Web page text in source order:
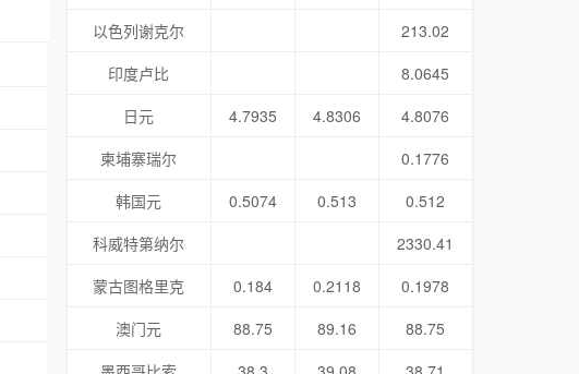
以色列谢克尔
213.02
印度卢比
8.0645
日元
4.7935 4.8306
4.8076
柬埔寨瑞尔
0.1776
韩国元
0.5074 0.513
0.512
科威特第纳尔
2330.41
蒙古图格里克
0.184 0.2118
0.1978
澳门元
88.75 89.16
88.75